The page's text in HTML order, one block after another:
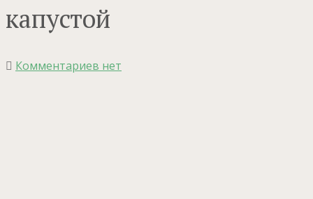
капустой
Комментариев нет